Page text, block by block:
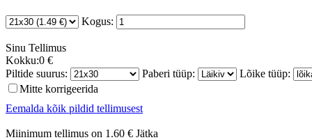
Kogus:
Sinu Tellimus
Kokku:0 €
Piltide suurus:
Paberi tüüp:
Lõike tüüp:
Mitte korrigeerida
Eemalda kõik pildid tellimusest
Miinimum tellimus on 1.60 € Jätka